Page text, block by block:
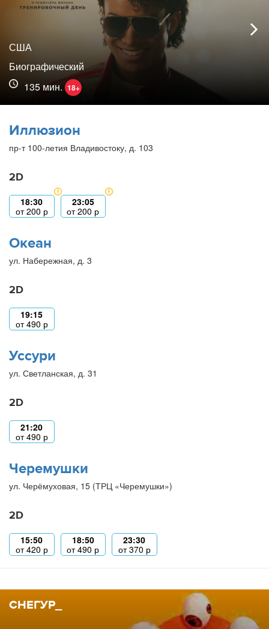
США
Биографический
135 мин. 18+
Иллюзион
пр-т 100-летия Владивостоку, д. 103
2D
18:30
от200 р
23:05
от200 р
Океан
ул. Набережная, д. 3
2D
19:15
от490 р
Уссури
ул. Светланская, д. 31
2D
21:20
от490 р
Черемушки
ул. Черёмуховая, 15 (ТРЦ «Черемушки»)
2D
15:50
от420 р
18:50
от490 р
23:30
от370 р
СНЕГУР_